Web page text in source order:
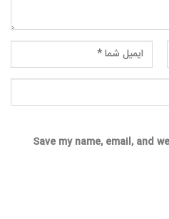
Save my name, email, and